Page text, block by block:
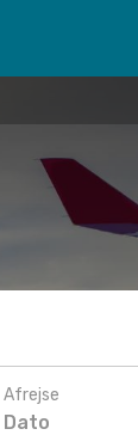
Afrejse
Dato